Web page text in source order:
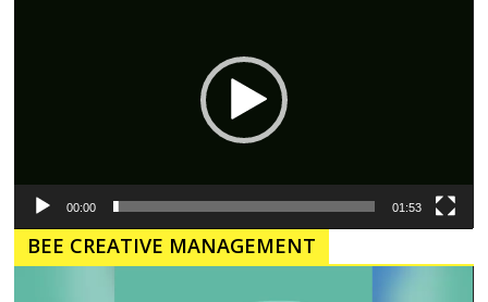
00:00 01:53
BEE CREATIVE MANAGEMENT